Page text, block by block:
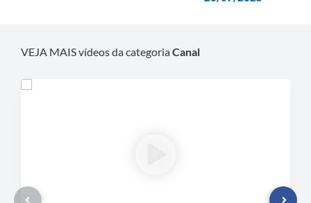
VEJA MAIS vídeos da categoriaCanal